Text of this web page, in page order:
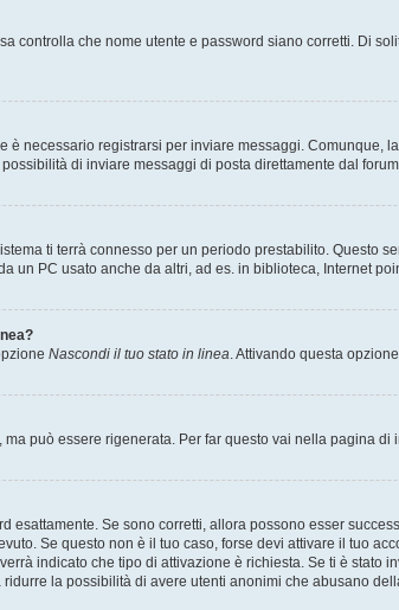
controlla che nome utente e password siano corretti. Di
è necessario registrarsi per inviare messaggi.
di inviare messaggi di posta direttamente dal
ti terrà connesso per un periodo prestabilito. Questo
un PC usato anche da altri, ad es. in biblioteca, Internet
Nascondi il tuo stato in linea. Attivando questa
può essere rigenerata. Per far questo vai nella pagina di
esattamente. Se sono corretti, allora possono esser
Se questo non è il tuo caso, forse devi attivare il tuo
indicato che tipo di attivazione è richiesta. Se ti è
la possibilità di avere utenti anonimi che abusano